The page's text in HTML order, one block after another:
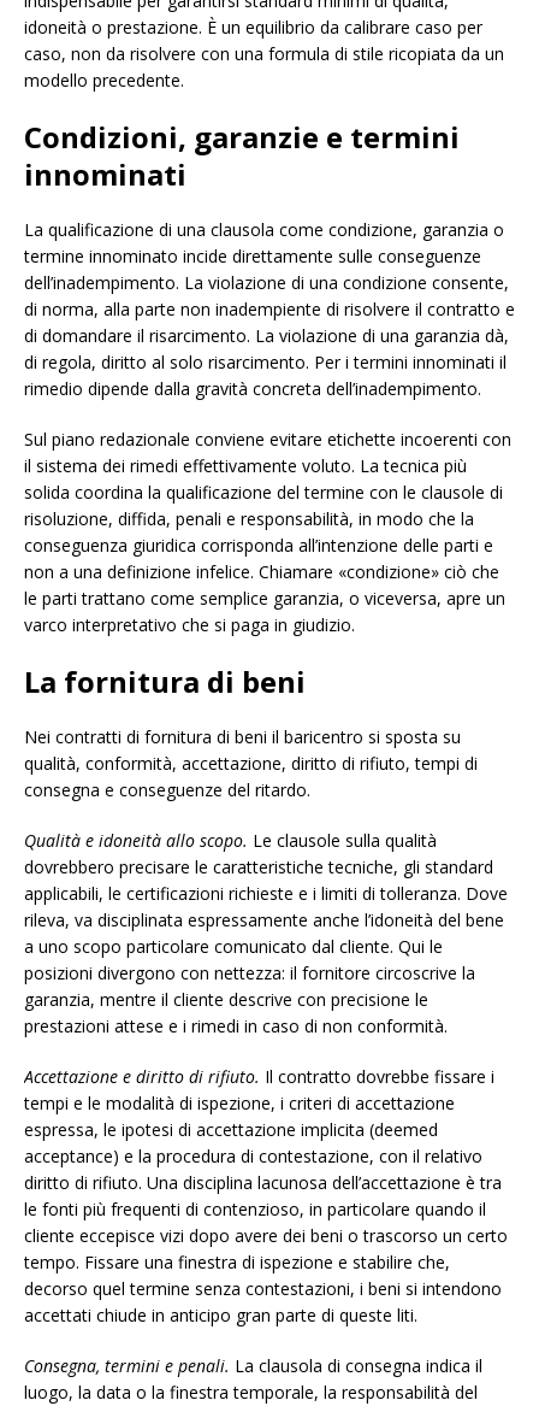
idoneità o prestazione. È un equilibrio da calibrare caso per
caso, non da risolvere con una formula di stile ricopiata da un
modello precedente.
Condizioni, garanzie e termini
innominati
La qualificazione di una clausola come condizione, garanzia o
termine innominato incide direttamente sulle conseguenze
dell’inadempimento. La violazione di una condizione consente,
di norma, alla parte non inadempiente di risolvere il contratto e
di domandare il risarcimento. La violazione di una garanzia dà,
di regola, diritto al solo risarcimento. Per i termini innominati il
rimedio dipende dalla gravità concreta dell’inadempimento.
Sul piano redazionale conviene evitare etichette incoerenti con
il sistema dei rimedi effettivamente voluto. La tecnica più
solida coordina la qualificazione del termine con le clausole di
risoluzione, diffida, penali e responsabilità, in modo che la
conseguenza giuridica corrisponda all’intenzione delle parti e
non a una definizione infelice. Chiamare «condizione» ciò che
le parti trattano come semplice garanzia, o viceversa, apre un
varco interpretativo che si paga in giudizio.
La fornitura di beni
Nei contratti di fornitura di beni il baricentro si sposta su
qualità, conformità, accettazione, diritto di rifiuto, tempi di
consegna e conseguenze del ritardo.
Qualità e idoneità allo scopo. Le clausole sulla qualità
dovrebbero precisare le caratteristiche tecniche, gli standard
applicabili, le certificazioni richieste e i limiti di tolleranza. Dove
rileva, va disciplinata espressamente anche l’idoneità del bene
a uno scopo particolare comunicato dal cliente. Qui le
posizioni divergono con nettezza: il fornitore circoscrive la
garanzia, mentre il cliente descrive con precisione le
prestazioni attese e i rimedi in caso di non conformità.
Accettazione e diritto di rifiuto. Il contratto dovrebbe fissare i
tempi e le modalità di ispezione, i criteri di accettazione
espressa, le ipotesi di accettazione implicita (deemed
acceptance) e la procedura di contestazione, con il relativo
diritto di rifiuto. Una disciplina lacunosa dell’accettazione è tra
le fonti più frequenti di contenzioso, in particolare quando il
cliente eccepisce vizi dopo avere dei beni o trascorso un certo
tempo. Fissare una finestra di ispezione e stabilire che,
decorso quel termine senza contestazioni, i beni si intendono
accettati chiude in anticipo gran parte di queste liti.
Consegna, termini e penali. La clausola di consegna indica il
luogo, la data o la finestra temporale, la responsabilità del